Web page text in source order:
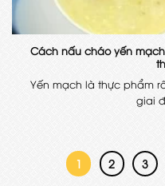
Cách nấu cháo yến
Yến mạch là thực phẩm
giai
1 2 3